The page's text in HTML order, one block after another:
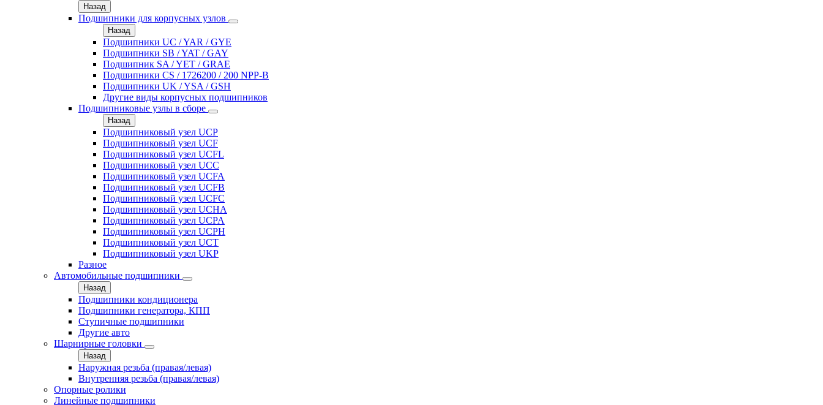
Назад
Подшипники для корпусных узлов
Назад
Подшипники UC / YAR / GYE
Подшипники SB / YAT / GAY
Подшипник SA / YET / GRAE
Подшипники CS / 1726200 / 200 NPP-B
Подшипники UK / YSA / GSH
Другие виды корпусных подшипников
Подшипниковые узлы в сборе
Назад
Подшипниковый узел UCP
Подшипниковый узел UCF
Подшипниковый узел UCFL
Подшипниковый узел UCC
Подшипниковый узел UCFA
Подшипниковый узел UCFB
Подшипниковый узел UCFC
Подшипниковый узел UCHA
Подшипниковый узел UCPA
Подшипниковый узел UCPH
Подшипниковый узел UCT
Подшипниковый узел UKP
Разное
Автомобильные подшипники
Назад
Подшипники кондиционера
Подшипники генератора, КПП
Ступичные подшипники
Другие авто
Шарнирные головки
Назад
Наружная резьба (правая/левая)
Внутренняя резьба (правая/левая)
Опорные ролики
Линейные подшипники